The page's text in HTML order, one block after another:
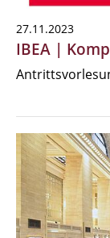
27.11.2023
IBEA |